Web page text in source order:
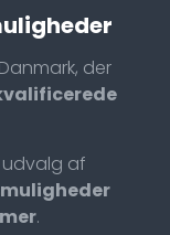
der
af
.